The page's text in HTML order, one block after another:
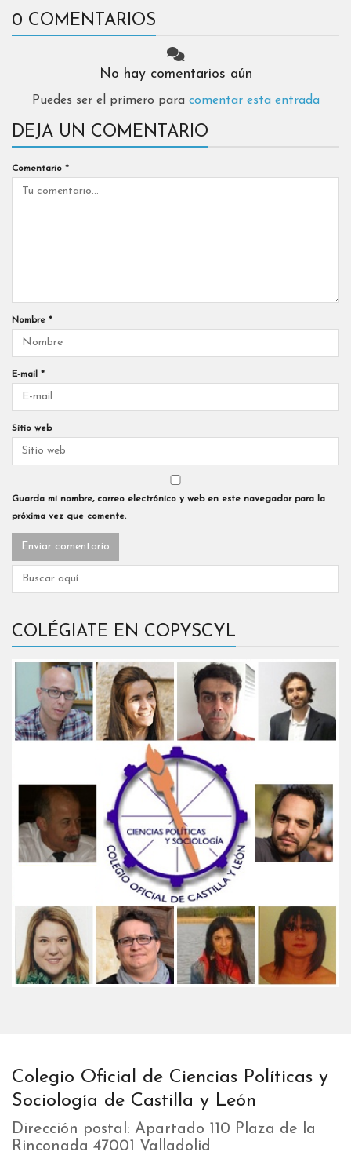
0 COMENTARIOS
No hay comentarios aún
Puedes ser el primero para comentar esta entrada
DEJA UN COMENTARIO
Comentario *
Nombre *
E-mail *
Sitio web
Guarda mi nombre, correo electrónico y web en este navegador para la
próxima vez que comente.
COLÉGIATE EN COPYSCYL
Colegio Oficial de Ciencias Políticas y
Sociología de Castilla y León
Dirección postal: Apartado 110 Plaza de la
Rinconada 47001 Valladolid